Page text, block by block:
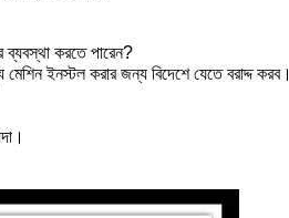
করতে পারেন?
ইনস্টল করার জন্য বিদেশে যেতে বরাদ্দ করব।